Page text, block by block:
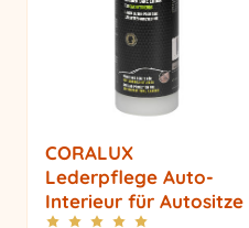
CORALUX
Lederpflege Auto-
Interieur für Autositze